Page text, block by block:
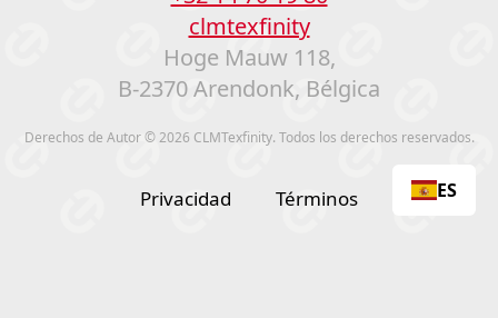
clmtexfinity
Hoge Mauw 118,
B-2370 Arendonk, Bélgica
Derechos de Autor © 2026 CLMTexfinity. Todos los derechos reservados.
Privacidad Términos ES